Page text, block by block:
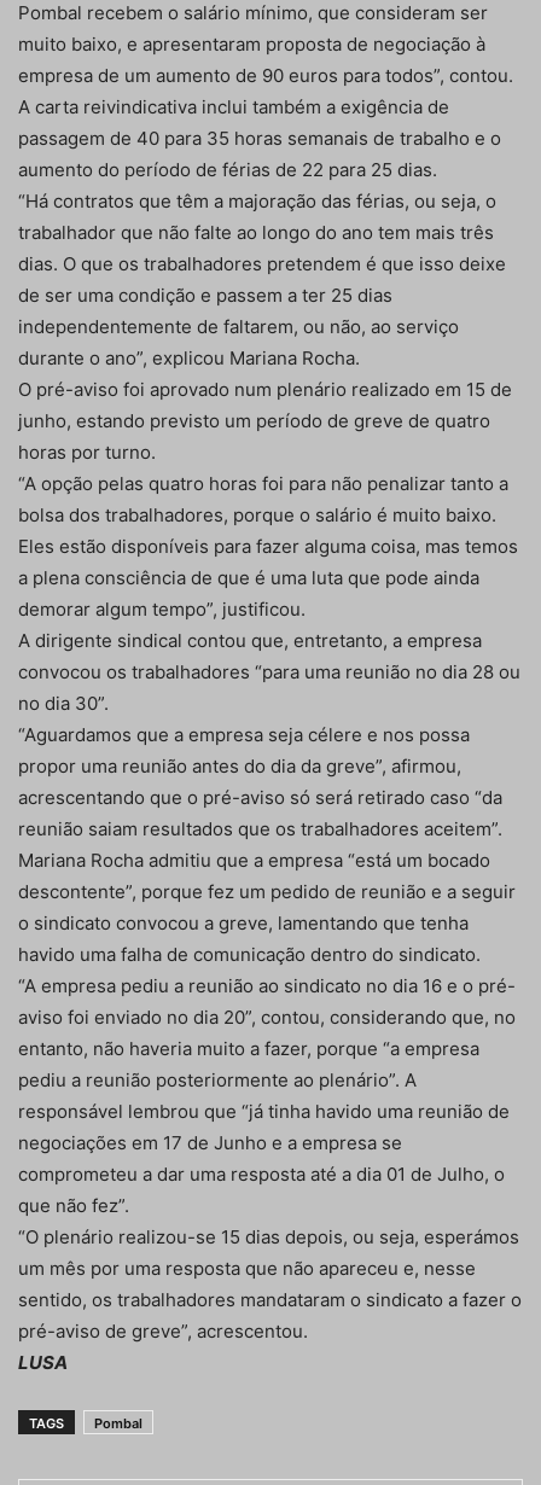
Pombal recebem o salário mínimo, que consideram ser
muito baixo, e apresentaram proposta de negociação à
empresa de um aumento de 90 euros para todos”, contou.
A carta reivindicativa inclui também a exigência de
passagem de 40 para 35 horas semanais de trabalho e o
aumento do período de férias de 22 para 25 dias.
“Há contratos que têm a majoração das férias, ou seja, o
trabalhador que não falte ao longo do ano tem mais três
dias. O que os trabalhadores pretendem é que isso deixe
de ser uma condição e passem a ter 25 dias
independentemente de faltarem, ou não, ao serviço
durante o ano”, explicou Mariana Rocha.
O pré-aviso foi aprovado num plenário realizado em 15 de
junho, estando previsto um período de greve de quatro
horas por turno.
“A opção pelas quatro horas foi para não penalizar tanto a
bolsa dos trabalhadores, porque o salário é muito baixo.
Eles estão disponíveis para fazer alguma coisa, mas temos
a plena consciência de que é uma luta que pode ainda
demorar algum tempo”, justificou.
A dirigente sindical contou que, entretanto, a empresa
convocou os trabalhadores “para uma reunião no dia 28 ou
no dia 30”.
“Aguardamos que a empresa seja célere e nos possa
propor uma reunião antes do dia da greve”, afirmou,
acrescentando que o pré-aviso só será retirado caso “da
reunião saiam resultados que os trabalhadores aceitem”.
Mariana Rocha admitiu que a empresa “está um bocado
descontente”, porque fez um pedido de reunião e a seguir
o sindicato convocou a greve, lamentando que tenha
havido uma falha de comunicação dentro do sindicato.
“A empresa pediu a reunião ao sindicato no dia 16 e o pré-
aviso foi enviado no dia 20”, contou, considerando que, no
entanto, não haveria muito a fazer, porque “a empresa
pediu a reunião posteriormente ao plenário”. A
responsável lembrou que “já tinha havido uma reunião de
negociações em 17 de Junho e a empresa se
comprometeu a dar uma resposta até a dia 01 de Julho, o
que não fez”.
“O plenário realizou-se 15 dias depois, ou seja, esperámos
um mês por uma resposta que não apareceu e, nesse
sentido, os trabalhadores mandataram o sindicato a fazer o
pré-aviso de greve”, acrescentou.
LUSA
TAGS Pombal